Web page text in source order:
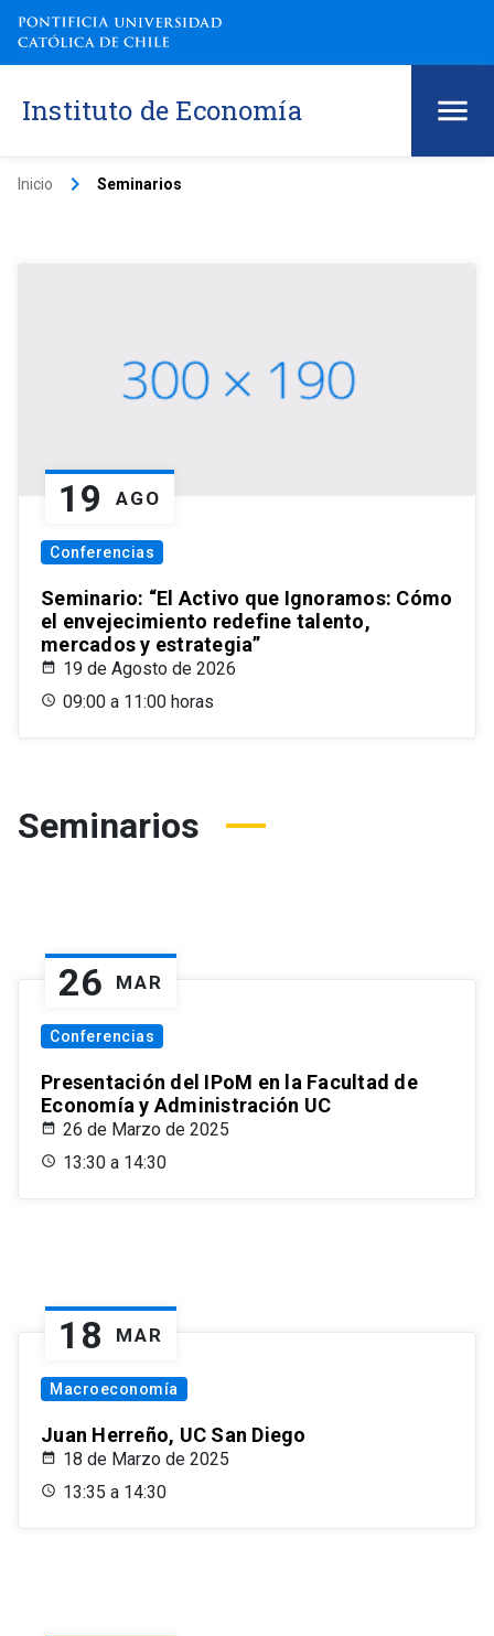
Instituto de Economía
Inicio keyboard_arrow_right Seminarios
19 AGO
Conferencias
Seminario: “El Activo que Ignoramos: Cómo
el envejecimiento redefine talento,
mercados y estrategia”
19 de Agosto de 2026
09:00 a 11:00 horas
Seminarios
26 MAR
Conferencias
Presentación del IPoM en la Facultad de
Economía y Administración UC
26 de Marzo de 2025
13:30 a 14:30
18 MAR
Macroeconomía
Juan Herreño, UC San Diego
18 de Marzo de 2025
13:35 a 14:30